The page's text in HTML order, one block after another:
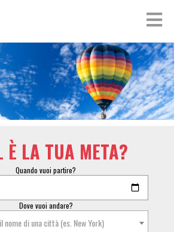
È LA TUA META?
Quando vuoi partire?
Dove vuoi andare?
nome di una città (es. New York)